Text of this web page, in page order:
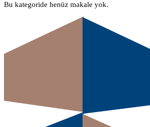
Bu kategoride henüz makale yok.